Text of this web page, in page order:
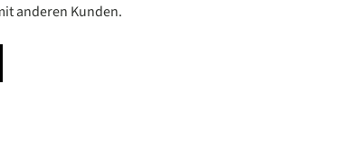
anderen Kunden.